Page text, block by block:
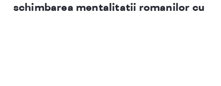
schimbarea mentalitatii romanilor cu